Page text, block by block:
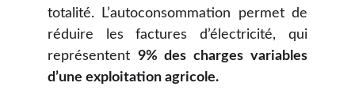
totalité. L’autoconsommation permet de
réduire les factures d’électricité, qui
représentent 9% des charges variables
d’une exploitation agricole.